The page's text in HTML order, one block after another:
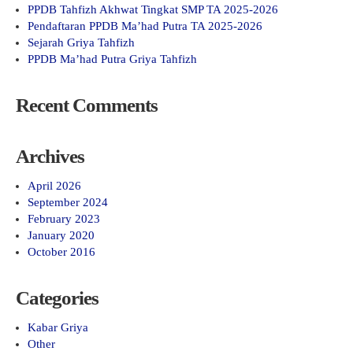
PPDB Tahfizh Akhwat Tingkat SMP TA 2025-2026
Pendaftaran PPDB Ma’had Putra TA 2025-2026
Sejarah Griya Tahfizh
PPDB Ma’had Putra Griya Tahfizh
Recent Comments
Archives
April 2026
September 2024
February 2023
January 2020
October 2016
Categories
Kabar Griya
Other